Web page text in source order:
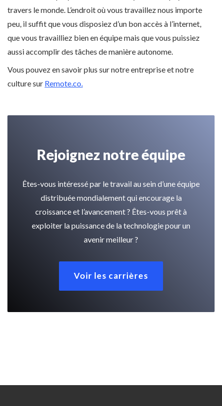
travers le monde. L’endroit où vous travaillez nous importe
peu, il suffit que vous disposiez d’un bon accès à l’internet,
que vous travailliez bien en équipe mais que vous puissiez
aussi accomplir des tâches de manière autonome.
Vous pouvez en savoir plus sur notre entreprise et notre
culture sur Remote.co.
Rejoignez notre équipe
Êtes-vous intéressé par le travail au sein d’une équipe
distribuée mondialement qui encourage la
croissance et l’avancement ? Êtes-vous prêt à
exploiter la puissance de la technologie pour un
avenir meilleur ?
Voir les carrières